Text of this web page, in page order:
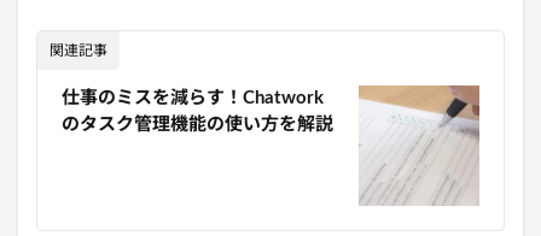
関連記事
仕事のミスを減らす！Chatwork
のタスク管理機能の使い方を解説